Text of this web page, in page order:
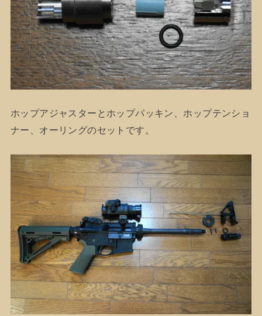
ホップアジャスターとホップパッキン、ホップテンショ
ナー、オーリングのセットです。